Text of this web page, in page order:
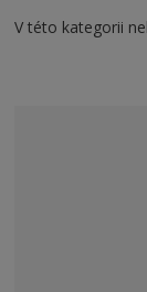
V této kategorii